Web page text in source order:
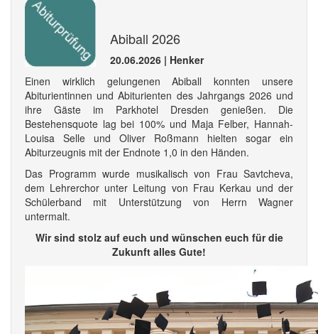
Abiball 2026
20.06.2026 | Henker
Einen wirklich gelungenen Abiball konnten unsere
Abiturientinnen und Abiturienten des Jahrgangs 2026 und
ihre Gäste im Parkhotel Dresden genießen. Die
Bestehensquote lag bei 100% und Maja Felber, Hannah-
Louisa Selle und Oliver Roßmann hielten sogar ein
Abiturzeugnis mit der Endnote 1,0 in den Händen.
Das Programm wurde musikalisch von Frau Savtcheva,
dem Lehrerchor unter Leitung von Frau Kerkau und der
Schülerband mit Unterstützung von Herrn Wagner
untermalt.
Wir sind stolz auf euch und wünschen euch für die
Zukunft alles Gute!